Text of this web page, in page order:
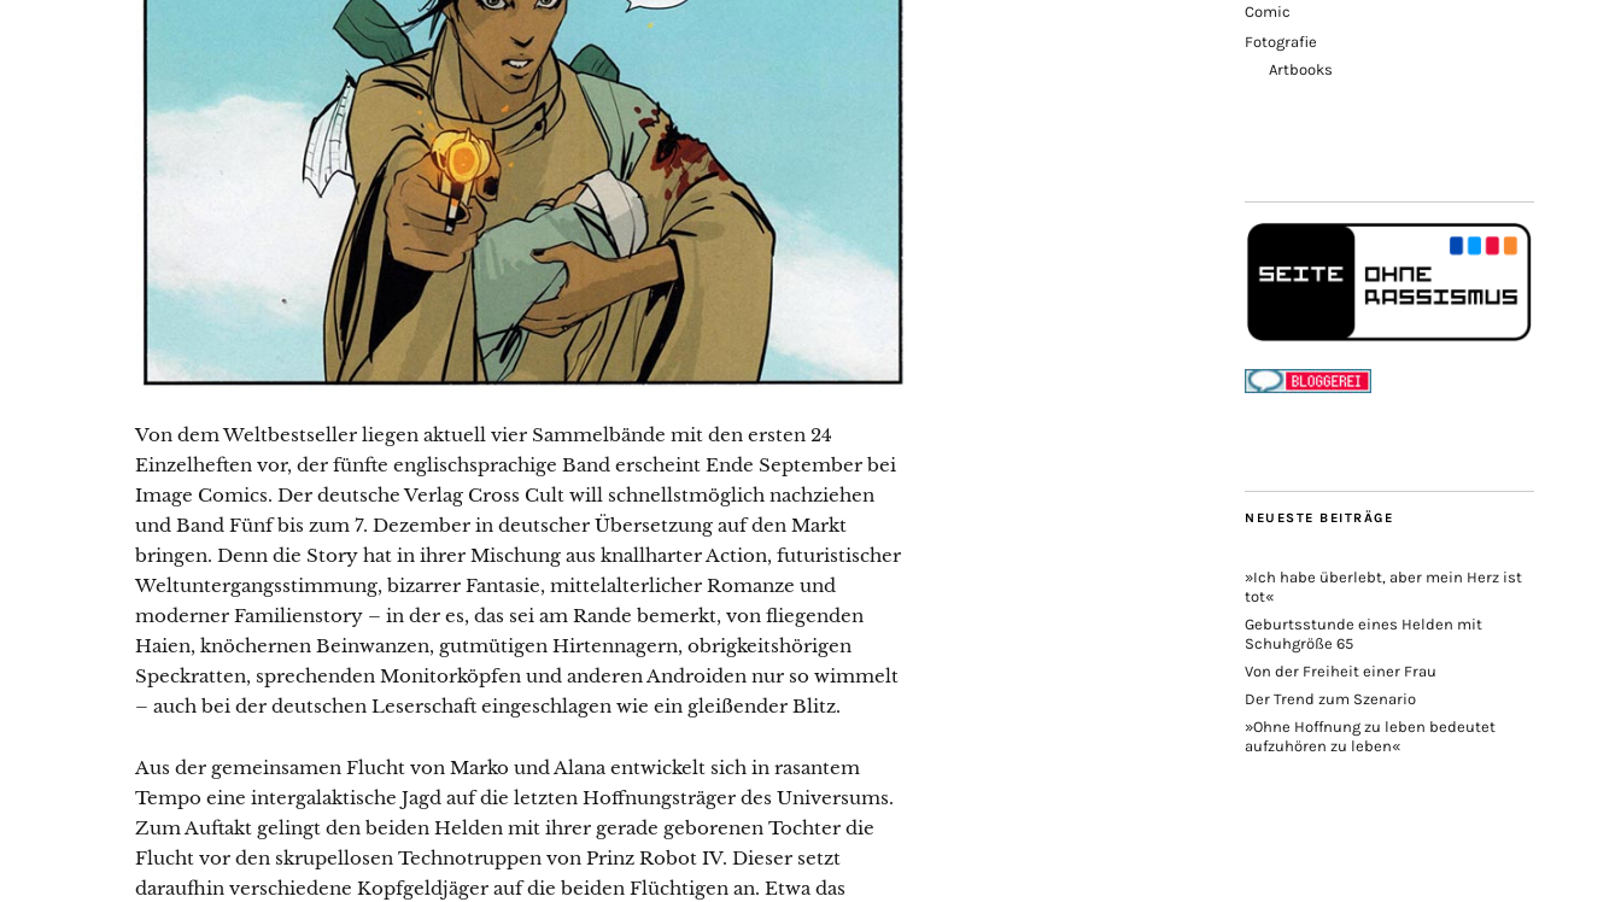
Von dem Weltbestseller liegen aktuell vier Sammelbände mit den ersten 24
Einzelheften vor, der fünfte englischsprachige Band erscheint Ende September bei
Image Comics. Der deutsche Verlag Cross Cult will schnellstmöglich nachziehen
und Band Fünf bis zum 7. Dezember in deutscher Übersetzung auf den Markt
bringen. Denn die Story hat in ihrer Mischung aus knallharter Action, futuristischer
Weltuntergangsstimmung, bizarrer Fantasie, mittelalterlicher Romanze und
moderner Familienstory – in der es, das sei am Rande bemerkt, von fliegenden
Haien, knöchernen Beinwanzen, gutmütigen Hirtennagern, obrigkeitshörigen
Speckratten, sprechenden Monitorköpfen und anderen Androiden nur so wimmelt
– auch bei der deutschen Leserschaft eingeschlagen wie ein gleißender Blitz.
Aus der gemeinsamen Flucht von Marko und Alana entwickelt sich in rasantem
Tempo eine intergalaktische Jagd auf die letzten Hoffnungsträger des Universums.
Zum Auftakt gelingt den beiden Helden mit ihrer gerade geborenen Tochter die
Flucht vor den skrupellosen Technotruppen von Prinz Robot IV. Dieser setzt
daraufhin verschiedene Kopfgeldjäger auf die beiden Flüchtigen an. Etwa das
Comic
Fotografie
Artbooks
NEUESTE BEITRÄGE
»Ich habe überlebt, aber mein Herz ist
tot«
Geburtsstunde eines Helden mit
Schuhgröße 65
Von der Freiheit einer Frau
Der Trend zum Szenario
»Ohne Hoffnung zu leben bedeutet
aufzuhören zu leben«